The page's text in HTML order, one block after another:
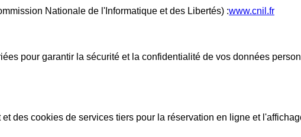
Nationale de l'Informatique et des Libertés) :www.cnil.fr
pour garantir la sécurité et la confidentialité de vos données
des cookies de services tiers pour la réservation en ligne et